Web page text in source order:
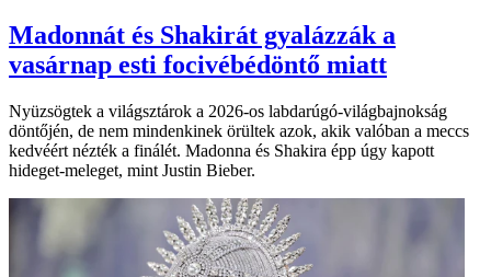
Madonnát és Shakirát gyalázzák a
vasárnap esti focivébédöntő miatt
Nyüzsögtek a világsztárok a 2026-os labdarúgó-világbajnokság
döntőjén, de nem mindenkinek örültek azok, akik valóban a meccs
kedvéért nézték a finálét. Madonna és Shakira épp úgy kapott
hideget-meleget, mint Justin Bieber.